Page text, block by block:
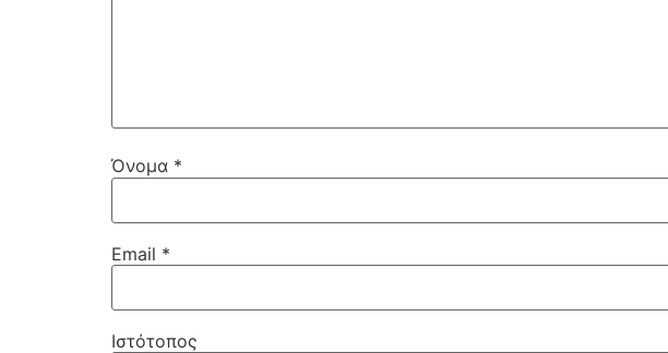
Όνομα *
Email *
Ιστότοπος